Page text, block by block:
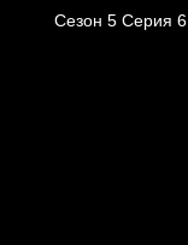
Сезон 5 Серия 6